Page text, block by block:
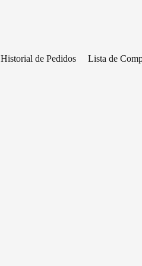
Historial de Pedidos Lista de